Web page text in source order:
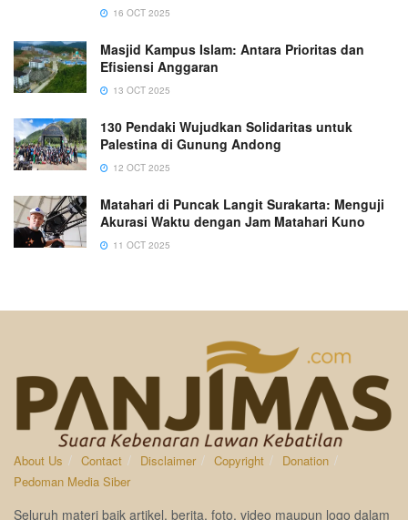
16 OCT 2025
Masjid Kampus Islam: Antara Prioritas dan
Efisiensi Anggaran
13 OCT 2025
130 Pendaki Wujudkan Solidaritas untuk
Palestina di Gunung Andong
12 OCT 2025
Matahari di Puncak Langit Surakarta: Menguji
Akurasi Waktu dengan Jam Matahari Kuno
11 OCT 2025
About Us Contact Disclaimer Copyright
Donation
Pedoman Media Siber
Seluruh materi baik artikel, berita, foto, video maupun logo dalam